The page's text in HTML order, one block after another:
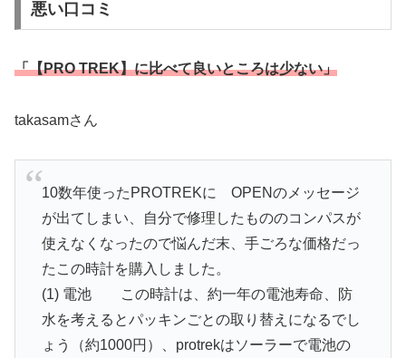
悪い口コミ
「【PRO TREK】に比べて良いところは少ない」
takasamさん
10数年使ったPROTREKに OPENのメッセージ
が出てしまい、自分で修理したもののコンパスが
使えなくなったので悩んだ末、手ごろな価格だっ
たこの時計を購入しました。
(1) 電池 この時計は、約一年の電池寿命、防
水を考えるとパッキンごとの取り替えになるでし
ょう（約1000円）、protrekはソーラーで電池の